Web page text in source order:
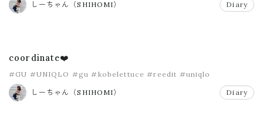
しーちゃん（SHIHOMI） Diary
coordinate❤️
#GU #UNIQLO #gu #kobelettuce #reedit #uniqlo
しーちゃん（SHIHOMI） Diary